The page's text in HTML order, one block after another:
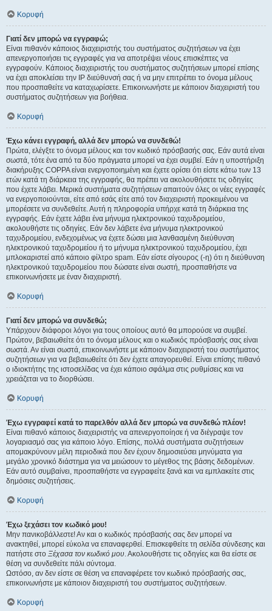
Κορυφή
Γιατί δεν μπορώ να εγγραφώ;
Είναι πιθανόν κάποιος διαχειριστής του συστήματος συζητήσεων να έχει
απενεργοποιήσει τις εγγραφές για να αποτρέψει νέους επισκέπτες να
εγγραφούν. Κάποιος διαχειριστής του συστήματος συζητήσεων μπορεί επίσης
να έχει αποκλείσει την IP διεύθυνσή σας ή να μην επιτρέπει το όνομα μέλους
που προσπαθείτε να καταχωρίσετε. Επικοινωνήστε με κάποιον διαχειριστή του
συστήματος συζητήσεων για βοήθεια.
Κορυφή
Έχω κάνει εγγραφή, αλλά δεν μπορώ να συνδεθώ!
Πρώτα, ελέγξτε το όνομα μέλους και τον κωδικό πρόσβασής σας. Εάν αυτά είναι
σωστά, τότε ένα από τα δύο πράγματα μπορεί να έχει συμβεί. Εάν η υποστήριξη
διακήρυξης COPPA είναι ενεργοποιημένη και έχετε ορίσει ότι είστε κάτω των 13
ετών κατά τη διάρκεια της εγγραφής, θα πρέπει να ακολουθήσετε τις οδηγίες
που έχετε λάβει. Μερικά συστήματα συζητήσεων απαιτούν όλες οι νέες εγγραφές
να ενεργοποιούνται, είτε από εσάς είτε από τον διαχειριστή προκειμένου να
μπορέσετε να συνδεθείτε. Αυτή η πληροφορία υπήρχε κατά τη διάρκεια της
εγγραφής. Εάν έχετε λάβει ένα μήνυμα ηλεκτρονικού ταχυδρομείου,
ακολουθήστε τις οδηγίες. Εάν δεν λάβετε ένα μήνυμα ηλεκτρονικού
ταχυδρομείου, ενδεχομένως να έχετε δώσει μια λανθασμένη διεύθυνση
ηλεκτρονικού ταχυδρομείου ή το μήνυμα ηλεκτρονικού ταχυδρομείου, έχει
μπλοκαριστεί από κάποιο φίλτρο spam. Εάν είστε σίγουρος (-η) ότι η διεύθυνση
ηλεκτρονικού ταχυδρομείου που δώσατε είναι σωστή, προσπαθήστε να
επικοινωνήσετε με έναν διαχειριστή.
Κορυφή
Γιατί δεν μπορώ να συνδεθώ;
Υπάρχουν διάφοροι λόγοι για τους οποίους αυτό θα μπορούσε να συμβεί.
Πρώτον, βεβαιωθείτε ότι το όνομα μέλους και ο κωδικός πρόσβασής σας είναι
σωστά. Αν είναι σωστά, επικοινωνήστε με κάποιον διαχειριστή του συστήματος
συζητήσεων για να βεβαιωθείτε ότι δεν έχετε απαγορευθεί. Είναι επίσης πιθανό
ο ιδιοκτήτης της ιστοσελίδας να έχει κάποιο σφάλμα στις ρυθμίσεις και να
χρειάζεται να το διορθώσει.
Κορυφή
Έχω εγγραφεί κατά το παρελθόν αλλά δεν μπορώ να συνδεθώ πλέον!
Είναι πιθανό κάποιος διαχειριστής να απενεργοποίησε ή να διέγραψε τον
λογαριασμό σας για κάποιο λόγο. Επίσης, πολλά συστήματα συζητήσεων
απομακρύνουν μέλη περιοδικά που δεν έχουν δημοσιεύσει μηνύματα για
μεγάλο χρονικό διάστημα για να μειώσουν το μέγεθος της βάσης δεδομένων.
Εάν αυτό συμβαίνει, προσπαθήστε να εγγραφείτε ξανά και να εμπλακείτε στις
δημόσιες συζητήσεις.
Κορυφή
Έχω ξεχάσει τον κωδικό μου!
Μην πανικοβάλλεστε! Αν και ο κωδικός πρόσβασής σας δεν μπορεί να
ανακτηθεί, μπορεί εύκολα να επαναφερθεί. Επισκεφθείτε τη σελίδα σύνδεσης και
πατήστε στο Ξέχασα τον κωδικό μου. Ακολουθήστε τις οδηγίες και θα είστε σε
θέση να συνδεθείτε πάλι σύντομα.
Ωστόσο, αν δεν είστε σε θέση να επαναφέρετε τον κωδικό πρόσβασής σας,
επικοινωνήστε με κάποιον διαχειριστή του συστήματος συζητήσεων.
Κορυφή